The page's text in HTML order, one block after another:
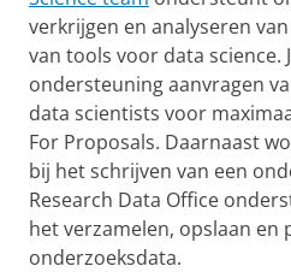
verkrijgen en analyseren
van tools voor data science.
ondersteuning aanvragen
data scientists voor
For Proposals. Daarnaast
bij het schrijven van een
Research Data Office
het verzamelen, opslaan en
onderzoeksdata.